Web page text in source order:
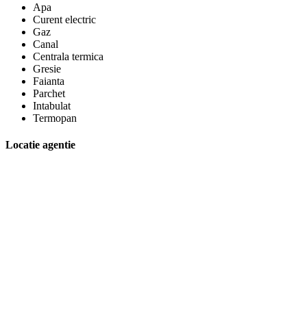
Apa
Curent electric
Gaz
Canal
Centrala termica
Gresie
Faianta
Parchet
Intabulat
Termopan
Locatie agentie